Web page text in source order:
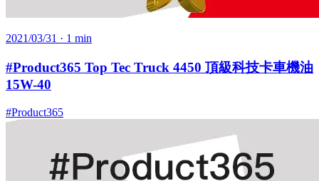
2021/03/31 · 1 min
#Product365 Top Tec Truck 4450 頂級科技卡車機油
15W-40
#Product365